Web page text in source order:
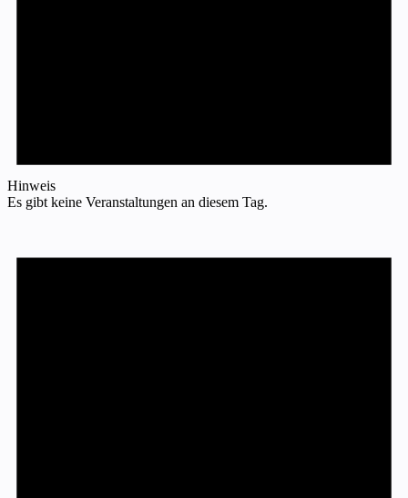
Hinweis
Es gibt keine Veranstaltungen an diesem Tag.